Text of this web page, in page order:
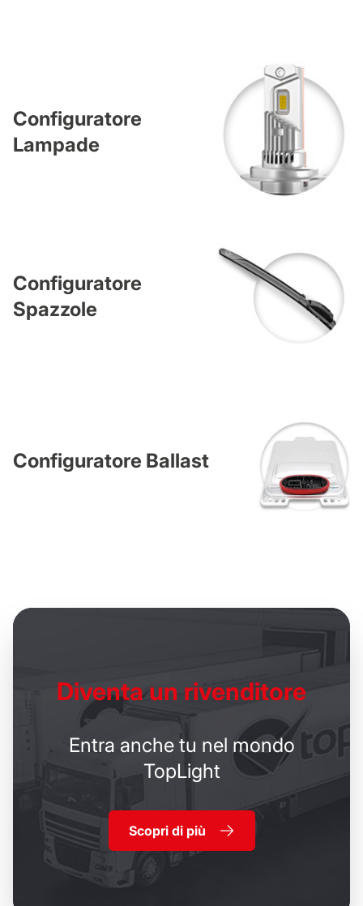
Configuratore
Lampade
Configuratore
Spazzole
Configuratore Ballast
Diventa un rivenditore
Entra anche tu nel mondo
TopLight
Scopri di più